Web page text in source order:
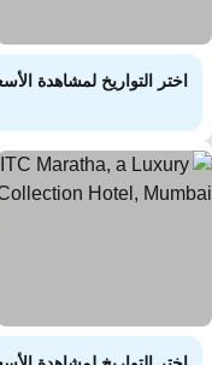
اختر التواريخ لمشاهدة